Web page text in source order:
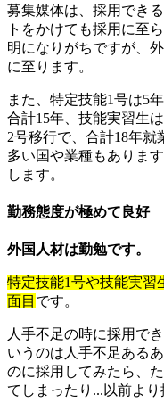
募集媒体は、採用でき
トをかけても採用に至
明になりがちですが、
に至ります。
また、特定技能1号は5
合計15年、技能実習生
2号移行で、合計18年
多い国や業種もありま
します。
勤務態度が極めて良好
外国人材は勤勉です。
特定技能1号や技能実習
面目 です。
人手不足の時に採用で
いうのは人手不足ある
のに採用してみたら、
てしまったり...以前よ